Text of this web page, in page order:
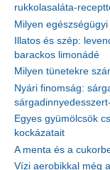
rukkolasaláta-
Milyen
Illatos és szép:
barackos limonádé
Milyen tünetekre
Nyári finomság:
Egyes gyümölcsök
kockázatait
A menta és a
Vízi aerobikkal még